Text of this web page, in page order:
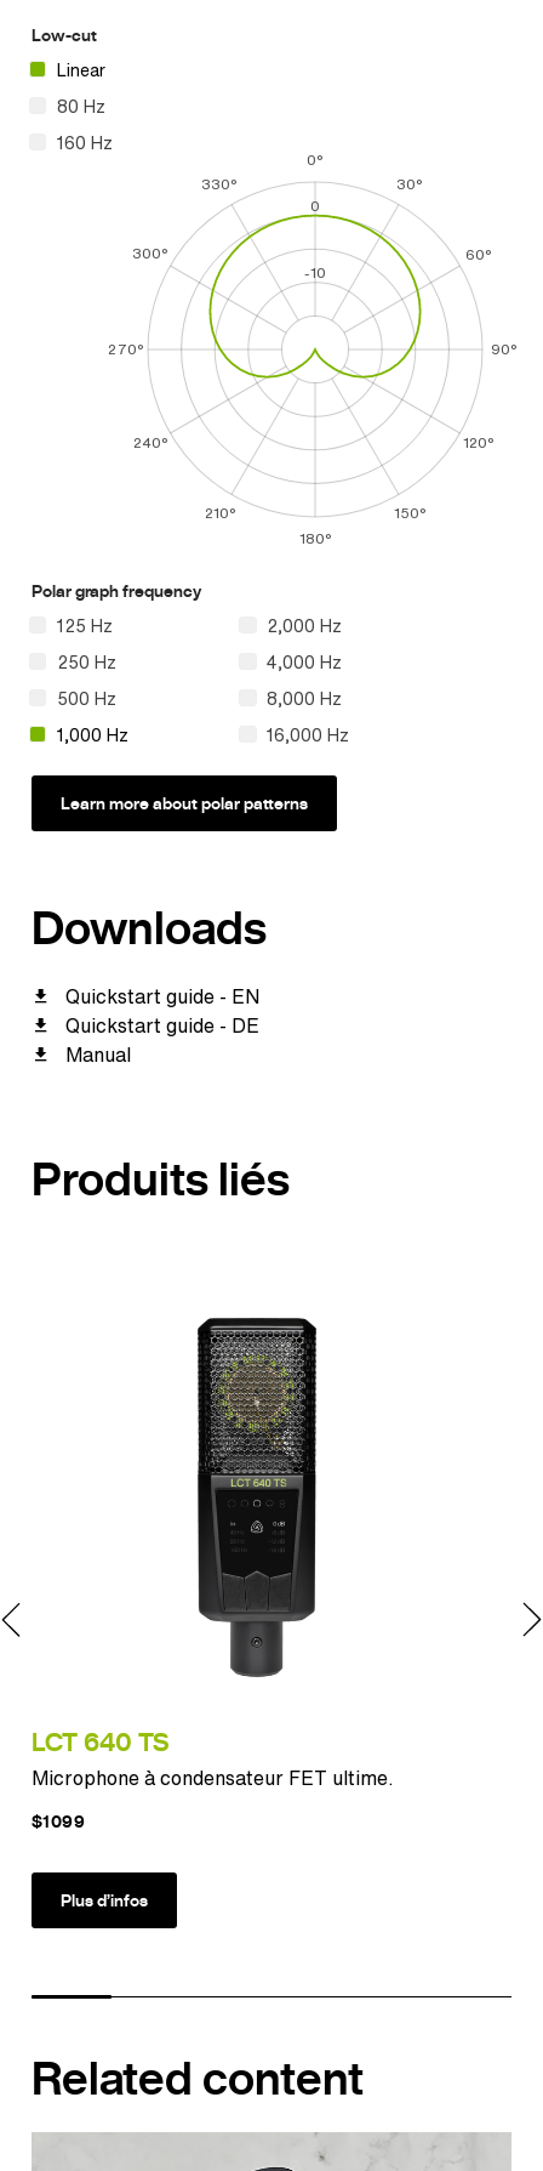
Low-cut
Linear
80 Hz
160 Hz
0°
30°
60°
90°
120°
150°
180°
210°
240°
270°
300°
330°
-10
0
Polar graph frequency
125 Hz
250 Hz
500 Hz
1,000 Hz
2,000 Hz
4,000 Hz
8,000 Hz
16,000 Hz
Learn more about polar patterns
Downloads
Quickstart guide - EN
Quickstart guide - DE
Manual
Produits liés
LCT 640 TS
Microphone à condensateur FET ultime.
$1099
Plus d’infos
Related content